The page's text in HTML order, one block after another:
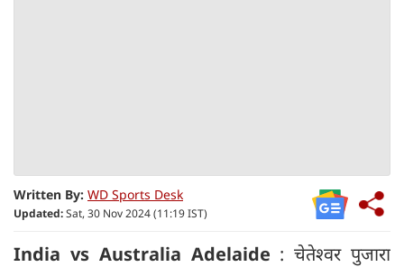
Written By: WD Sports Desk
Updated:Sat, 30 Nov 2024 (11:19 IST)
India vs Australia Adelaide : चेतेश्वर पुजारा